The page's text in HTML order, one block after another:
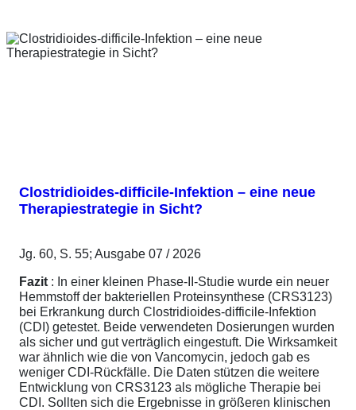
Clostridioides-difficile-Infektion – eine neue
Therapiestrategie in Sicht?
Jg. 60, S. 55; Ausgabe 07 / 2026
Fazit : In einer kleinen Phase-II-Studie wurde ein neuer
Hemmstoff der bakteriellen Proteinsynthese (CRS3123)
bei Erkrankung durch Clostridioides-difficile-Infektion
(CDI) getestet. Beide verwendeten Dosierungen wurden
als sicher und gut verträglich eingestuft. Die Wirksamkeit
war ähnlich wie die von Vancomycin, jedoch gab es
weniger CDI-Rückfälle. Die Daten stützen die weitere
Entwicklung von CRS3123 als mögliche Therapie bei
CDI. Sollten sich die Ergebnisse in größeren klinischen